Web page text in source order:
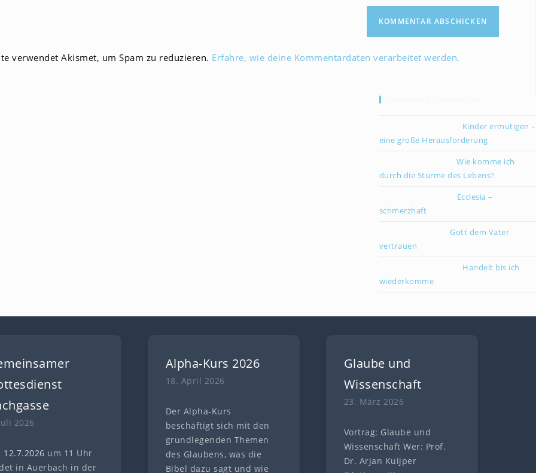
verwendet Akismet, um Spam zu reduzieren. Erfahre, wie deine Kommentardaten verarbeitet werden.
Kinder ermutigen –
eine große Herausforderung
zuWie komme ich
durch die Stürme des Lebens?
Ecclesia –
schmerzhaft
zuGott dem Vater
vertrauen
Handelt bis ich
wiederkomme
2026
12.7.2026 um 11 Uhr
in Auerbach in der
Alpha-Kurs 2026
18. April 2026
Der Alpha-Kurs
beschäftigt sich mit den
grundlegenden Themen
des Glaubens, was die
Bibel dazu sagt und wie
Glaube und
Wissenschaft
23. März 2026
Vortrag: Glaube und
Wissenschaft Wer: Prof.
Dr. Arjan Kuijper